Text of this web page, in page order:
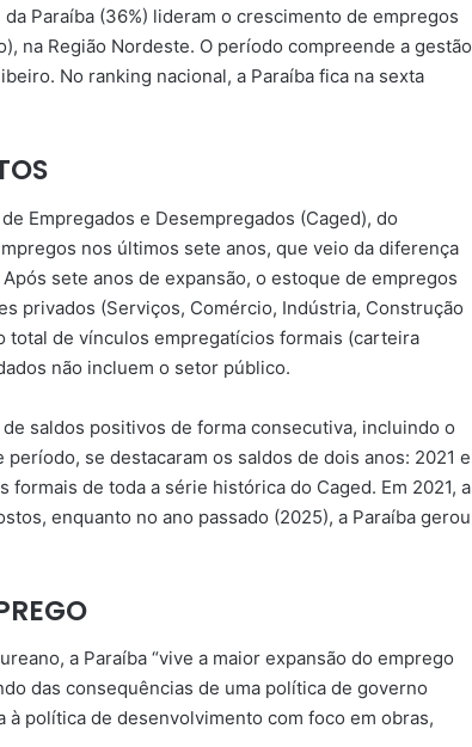
Paraíba (36%) lideram o crescimento de empregos
na Região Nordeste. O período compreende a gestão
No ranking nacional, a Paraíba fica na sexta
Empregados e Desempregados (Caged), do
nos últimos sete anos, que veio da diferença
sete anos de expansão, o estoque de empregos
privados (Serviços, Comércio, Indústria, Construção
total de vínculos empregatícios formais (carteira
não incluem o setor público.
saldos positivos de forma consecutiva, incluindo o
se destacaram os saldos de dois anos: 2021 e
de toda a série histórica do Caged. Em 2021, a
enquanto no ano passado (2025), a Paraíba gerou
a Paraíba “vive a maior expansão do emprego
das consequências de uma política de governo
à política de desenvolvimento com foco em obras,